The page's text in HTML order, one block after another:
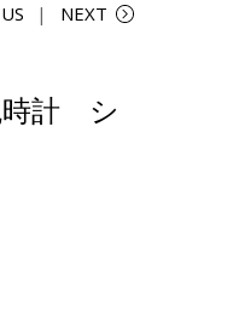
NEXT
時計 シ